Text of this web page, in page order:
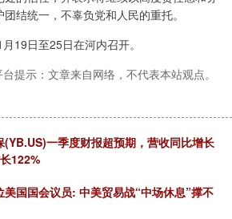
结统一，不辜负党和人民的重托。
19日至25日在河内召开。
提示：文章来自网络，不代表本站观点。
(YB.US)一季度财报超预期，营收同比增长
122%
美国国会议员: 中美贸易战“中场休息”撑不